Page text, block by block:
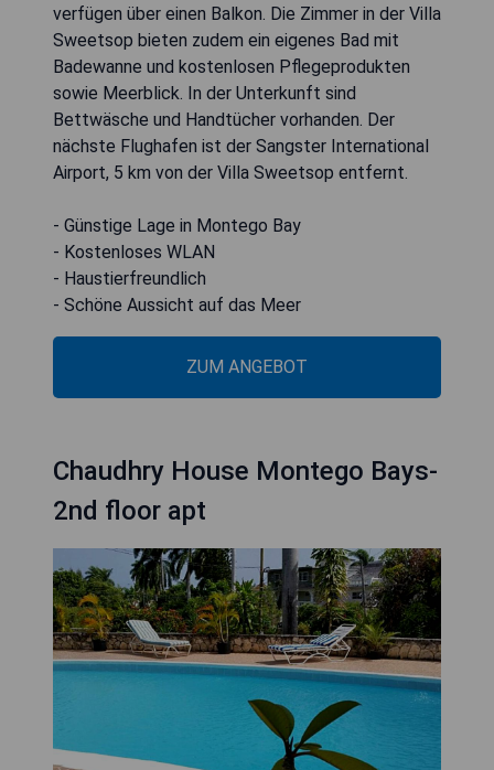
verfügen über einen Balkon. Die Zimmer in der Villa
Sweetsop bieten zudem ein eigenes Bad mit
Badewanne und kostenlosen Pflegeprodukten
sowie Meerblick. In der Unterkunft sind
Bettwäsche und Handtücher vorhanden. Der
nächste Flughafen ist der Sangster International
Airport, 5 km von der Villa Sweetsop entfernt.
- Günstige Lage in Montego Bay
- Kostenloses WLAN
- Haustierfreundlich
- Schöne Aussicht auf das Meer
ZUM ANGEBOT
Chaudhry House Montego Bays-
2nd floor apt